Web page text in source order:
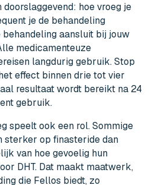
hoe vroeg je
je de behandeling
behandeling aansluit bij jouw
medicamenteuze
langdurig gebruik. Stop
effect binnen drie tot vier
resultaat wordt bereikt na 24
gebruik.
speelt ook een rol. Sommige
sterker op finasteride dan
van hoe gevoelig hun
DHT. Dat maakt maatwerk,
die Fellos biedt, zo